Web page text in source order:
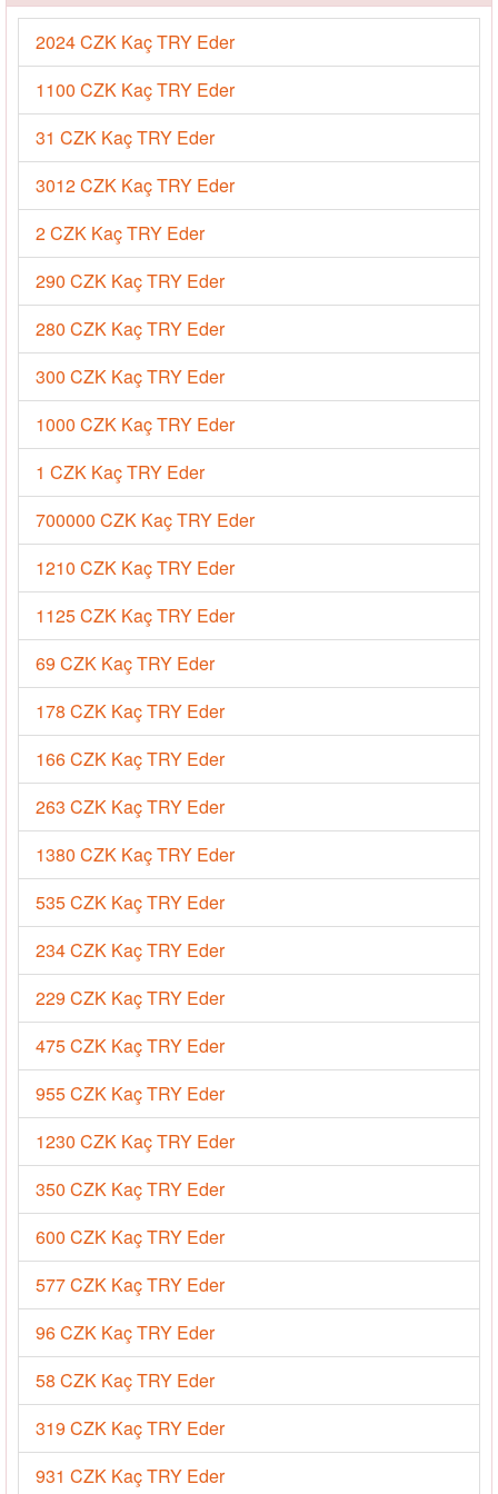
2024 CZK Kaç TRY Eder
1100 CZK Kaç TRY Eder
31 CZK Kaç TRY Eder
3012 CZK Kaç TRY Eder
2 CZK Kaç TRY Eder
290 CZK Kaç TRY Eder
280 CZK Kaç TRY Eder
300 CZK Kaç TRY Eder
1000 CZK Kaç TRY Eder
1 CZK Kaç TRY Eder
700000 CZK Kaç TRY Eder
1210 CZK Kaç TRY Eder
1125 CZK Kaç TRY Eder
69 CZK Kaç TRY Eder
178 CZK Kaç TRY Eder
166 CZK Kaç TRY Eder
263 CZK Kaç TRY Eder
1380 CZK Kaç TRY Eder
535 CZK Kaç TRY Eder
234 CZK Kaç TRY Eder
229 CZK Kaç TRY Eder
475 CZK Kaç TRY Eder
955 CZK Kaç TRY Eder
1230 CZK Kaç TRY Eder
350 CZK Kaç TRY Eder
600 CZK Kaç TRY Eder
577 CZK Kaç TRY Eder
96 CZK Kaç TRY Eder
58 CZK Kaç TRY Eder
319 CZK Kaç TRY Eder
931 CZK Kaç TRY Eder